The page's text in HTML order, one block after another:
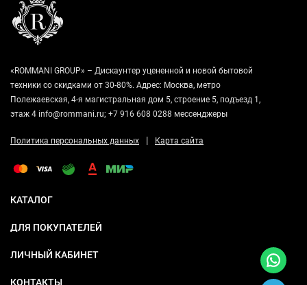
«ROMMANI GROUP» – Дискаунтер уцененной и новой бытовой
техники со скидками от 30-80%. Адрес: Москва, метро
Полежаевская, 4-я магистральная дом 5, строение 5, подъезд 1,
этаж 4 info@rommani.ru; +7 916 608 0288 мессенджеры
Политика персональных данных | Карта сайта
КАТАЛОГ
ДЛЯ ПОКУПАТЕЛЕЙ
ЛИЧНЫЙ КАБИНЕТ
КОНТАКТЫ